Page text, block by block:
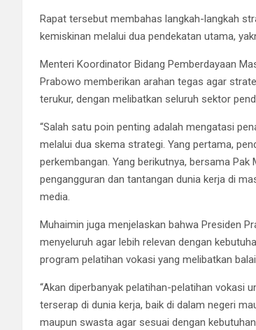
Rapat tersebut membahas langkah-langkah
kemiskinan melalui dua pendekatan utama,
Menteri Koordinator Bidang Pemberdayaan
Prabowo memberikan arahan tegas agar
terukur, dengan melibatkan seluruh sektor
“Salah satu poin penting adalah mengatasi
melalui dua skema strategi. Yang pertama,
perkembangan. Yang berikutnya, bersama
pengangguran dan tantangan dunia kerja di
media.
Muhaimin juga menjelaskan bahwa Presiden
menyeluruh agar lebih relevan dengan
program pelatihan vokasi yang melibatkan
“Akan diperbanyak pelatihan-pelatihan vokasi
terserap di dunia kerja, baik di dalam negeri
maupun swasta agar sesuai dengan